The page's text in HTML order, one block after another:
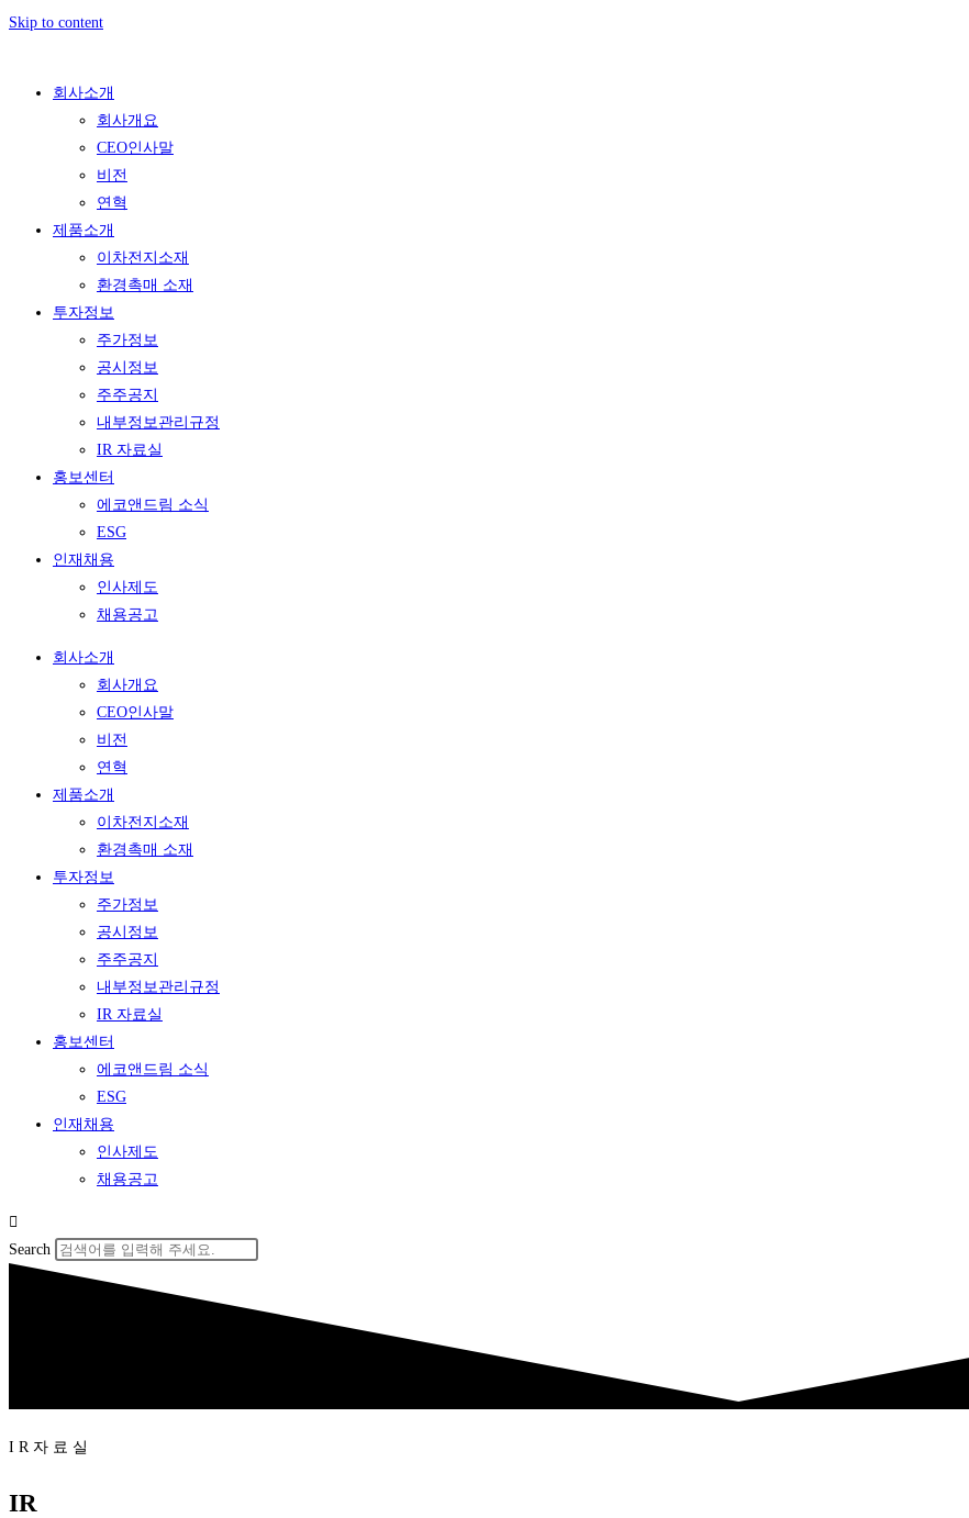
Skip to content
회사소개
회사개요
CEO인사말
비전
연혁
제품소개
이차전지소재
환경촉매 소재
투자정보
주가정보
공시정보
주주공지
내부정보관리규정
IR 자료실
홍보센터
에코앤드림 소식
ESG
인재채용
인사제도
채용공고
회사소개
회사개요
CEO인사말
비전
연혁
제품소개
이차전지소재
환경촉매 소재
투자정보
주가정보
공시정보
주주공지
내부정보관리규정
IR 자료실
홍보센터
에코앤드림 소식
ESG
인재채용
인사제도
채용공고
Search
I R 자 료 실
IR